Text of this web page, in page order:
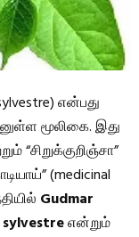
என்பது
மூலிகை. இது
“சிறுக்குறிஞ்சா”
(medicinal
Gudmar
sylvestreஎன்றும்